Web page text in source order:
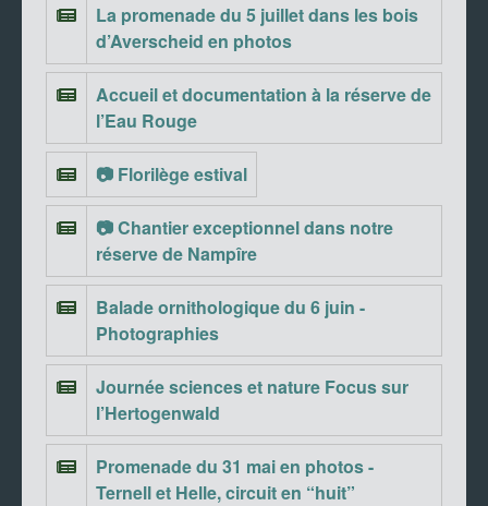
La promenade du 5 juillet dans les bois
d’Averscheid en photos
Accueil et documentation à la réserve de
l’Eau Rouge
📷 Florilège estival
📷 Chantier exceptionnel dans notre
réserve de Nampîre
Balade ornithologique du 6 juin -
Photographies
Journée sciences et nature Focus sur
l’Hertogenwald
Promenade du 31 mai en photos -
Ternell et Helle, circuit en “huit”